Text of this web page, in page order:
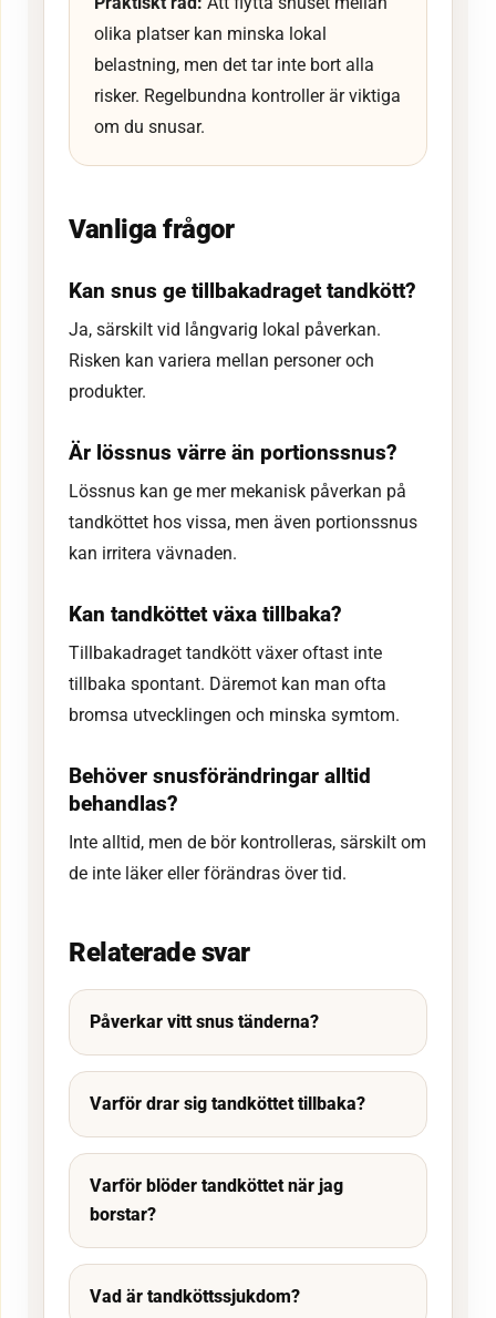
olika platser kan minska lokal
belastning, men det tar inte bort alla
risker. Regelbundna kontroller är viktiga
om du snusar.
Vanliga frågor
Kan snus ge tillbakadraget tandkött?
Ja, särskilt vid långvarig lokal påverkan.
Risken kan variera mellan personer och
produkter.
Är lössnus värre än portionssnus?
Lössnus kan ge mer mekanisk påverkan på
tandköttet hos vissa, men även portionssnus
kan irritera vävnaden.
Kan tandköttet växa tillbaka?
Tillbakadraget tandkött växer oftast inte
tillbaka spontant. Däremot kan man ofta
bromsa utvecklingen och minska symtom.
Behöver snusförändringar alltid
behandlas?
Inte alltid, men de bör kontrolleras, särskilt om
de inte läker eller förändras över tid.
Relaterade svar
Påverkar vitt snus tänderna?
Varför drar sig tandköttet tillbaka?
Varför blöder tandköttet när jag
borstar?
Vad är tandköttssjukdom?